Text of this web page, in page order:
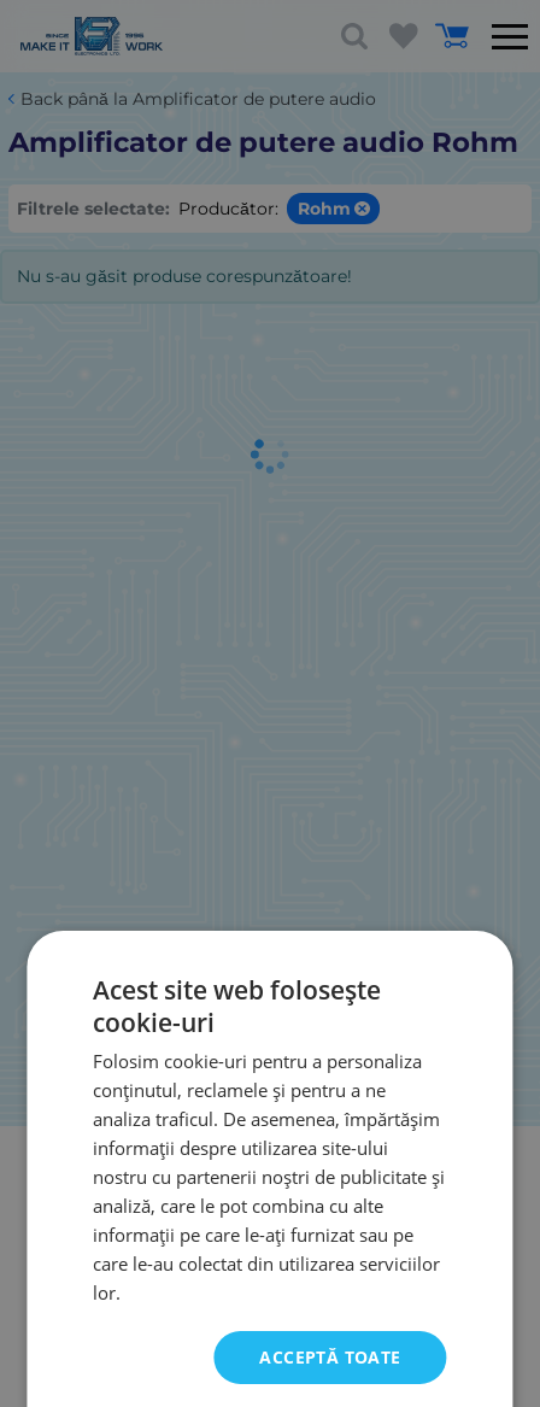
Back până la Amplificator de putere audio
Amplificator de putere audio Rohm
Filtrele selectate: Producător: Rohm
Nu s-au găsit produse corespunzătoare!
Acest site web folosește
cookie-uri
Folosim cookie-uri pentru a personaliza
conținutul, reclamele și pentru a ne
analiza traficul. De asemenea, împărtășim
informații despre utilizarea site-ului
nostru cu partenerii noștri de publicitate și
analiză, care le pot combina cu alte
informații pe care le-ați furnizat sau pe
care le-au colectat din utilizarea serviciilor
lor.
ACCEPTĂ TOATE